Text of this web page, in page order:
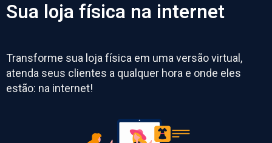
Sua loja física na internet
Transforme sua loja física em uma versão virtual,
atenda seus clientes a qualquer hora e onde eles
estão: na internet!